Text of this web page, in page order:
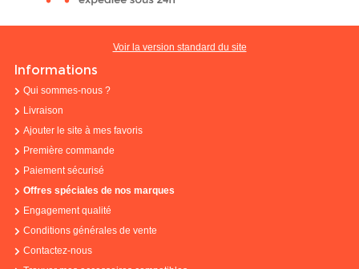
Voir la version standard du site
Informations
Qui sommes-nous ?
Livraison
Ajouter le site à mes favoris
Première commande
Paiement sécurisé
Offres spéciales de nos marques
Engagement qualité
Conditions générales de vente
Contactez-nous